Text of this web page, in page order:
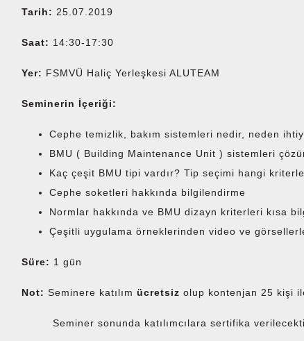
Tarih: 25.07.2019
Saat: 14:30-17:30
Yer: FSMVÜ Haliç Yerleşkesi ALUTEAM
Seminerin İçeriği:
Cephe temizlik, bakım sistemleri nedir, neden
BMU ( Building Maintenance Unit ) sistemleri
Kaç çeşit BMU tipi vardır? Tip seçimi hangi
Cephe soketleri hakkında bilgilendirme
Normlar hakkında ve BMU dizayn kriterleri kısa
Çeşitli uygulama örneklerinden video ve
Süre: 1 gün
Not: Seminere katılım ücretsiz olup kontenjan 25 kişi ile
Seminer sonunda katılımcılara sertifika